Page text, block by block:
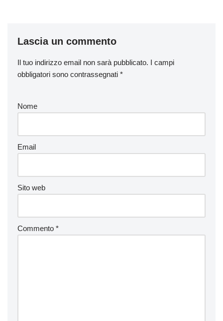
Lascia un commento
Il tuo indirizzo email non sarà pubblicato. I campi
obbligatori sono contrassegnati *
Nome
Email
Sito web
Commento *